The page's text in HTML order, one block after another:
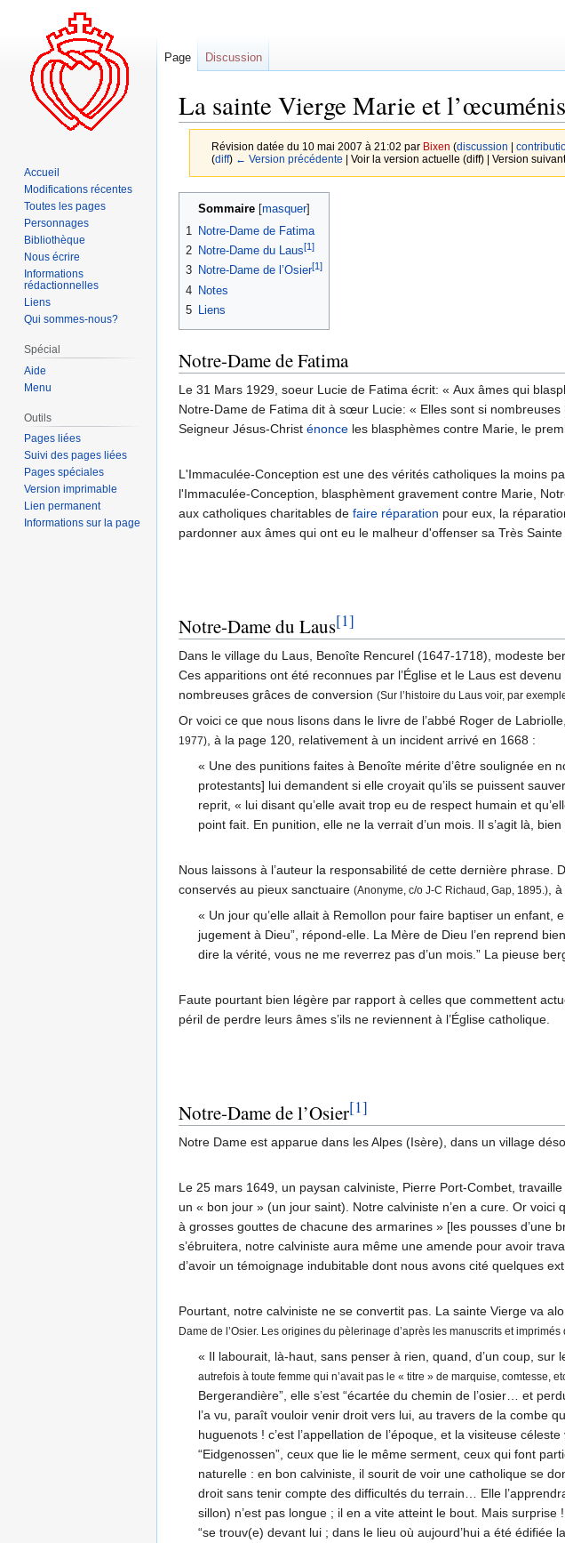
La sainte Vierge Marie et
Révision datée du 10 mai 2007 à 21:02 par Bixen (discussion
(diff) ← Version précédente | Voir la version actuelle (diff) | Version
Aller
Aller
Sommaire
1
Notre-Dame de Fatima
2 Notre-Dame du Laus[1]
3 Notre-Dame de l’Osier[1]
4 Notes
5
Liens
Notre-Dame de Fatima
Le 31 Mars 1929, soeur Lucie de Fatima écrit: « Aux âmes qui
Notre-Dame de Fatima dit à sœur Lucie: « Elles sont si
Seigneur Jésus-Christ énonce les blasphèmes contre Marie, le
L'Immaculée-Conception est une des vérités catholiques la moins
l'Immaculée-Conception, blasphèment gravement contre Marie,
aux catholiques charitables de faire réparation pour eux, la
pardonner aux âmes qui ont eu le malheur d'offenser sa Très Sainte
Notre-Dame du Laus[1]
Dans le village du Laus, Benoîte Rencurel (1647-1718), modeste
Ces apparitions ont été reconnues par l’Église et le Laus est
nombreuses grâces de conversion (Sur l’histoire du Laus voir, par
Or voici ce que nous lisons dans le livre de l’abbé Roger de
1977)
, à la page 120, relativement à un incident arrivé en 1668 :
« Une des punitions faites à Benoîte mérite d’être soulignée en
protestants] lui demandent si elle croyait qu’ils se puissent
reprit, « lui disant qu’elle avait trop eu de respect humain et
point fait. En punition, elle ne la verrait d’un mois. Il s’agit là,
Nous laissons à l’auteur la responsabilité de cette dernière
conservés au pieux sanctuaire (Anonyme, c/o J-C Richaud, Gap, 1895.)
,
« Un jour qu’elle allait à Remollon pour faire baptiser un enfant,
jugement à Dieu”, répond-elle. La Mère de Dieu l’en reprend
dire la vérité, vous ne me reverrez pas d’un mois.” La pieuse
Faute pourtant bien légère par rapport à celles que commettent
péril de perdre leurs âmes s’ils ne reviennent à l’Église catholique.
Notre-Dame de l’Osier[1]
Notre Dame est apparue dans les Alpes (Isère), dans un village
Le 25 mars 1649, un paysan calviniste, Pierre Port-Combet,
un « bon jour » (un jour saint). Notre calviniste n’en a cure. Or
à grosses gouttes de chacune des armarines » [les pousses d’une
s’ébruitera, notre calviniste aura même une amende pour avoir
d’avoir un témoignage indubitable dont nous avons cité quelques
Pourtant, notre calviniste ne se convertit pas. La sainte Vierge va
Dame de l’Osier. Les origines du pèlerinage d’après les manuscrits et
« Il labourait, là-haut, sans penser à rien, quand, d’un coup, sur
autrefois à toute femme qui n’avait pas le « titre » de marquise, comtesse,
Bergerandière”, elle s’est “écartée du chemin de l’osier… et
l’a vu, paraît vouloir venir droit vers lui, au travers de la combe
huguenots ! c’est l’appellation de l’époque, et la visiteuse
“Eidgenossen”, ceux que lie le même serment, ceux qui font
naturelle : en bon calviniste, il sourit de voir une catholique se
droit sans tenir compte des difficultés du terrain… Elle
sillon) n’est pas longue ; il en a vite atteint le bout. Mais
“se trouv(e) devant lui ; dans le lieu où aujourd’hui a été
Page Discussion
Accueil
Modifications récentes
Toutes les pages
Personnages
Bibliothèque
Nous écrire
Informations
rédactionnelles
Liens
Qui sommes-nous?
Spécial
Aide
Menu
Outils
Pages liées
Suivi des pages liées
Pages spéciales
Version imprimable
Lien permanent
Informations sur la page